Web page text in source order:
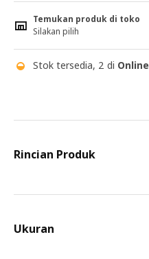
Temukan produk di toko
Silakan pilih
Stok tersedia, 2 di Online
Rincian Produk
Ukuran